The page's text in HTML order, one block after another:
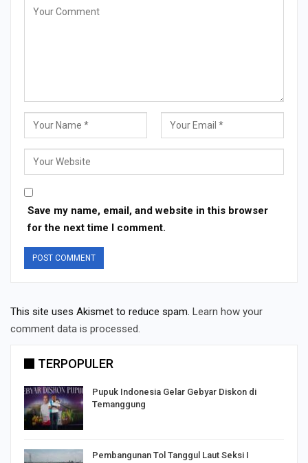
Save my name, email, and website in this browser
for the next time I comment.
This site uses Akismet to reduce spam. Learn how your
comment data is processed.
TERPOPULER
Pupuk Indonesia Gelar Gebyar Diskon di
Temanggung
Pembangunan Tol Tanggul Laut Seksi I